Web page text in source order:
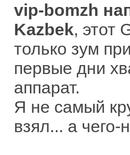
vip-bomzh
Kazbek, этот
только зум
первые дни
аппарат.
Я не самый
взял... а чего-